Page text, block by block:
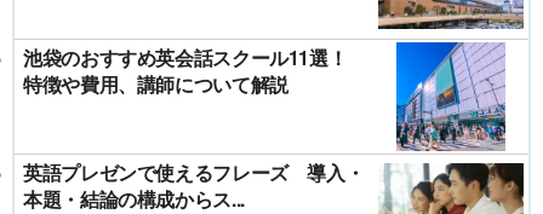
池袋のおすすめ英会話スクール11選！
特徴や費用、講師について解説
英語プレゼンで使えるフレーズ 導入・
本題・結論の構成からス...